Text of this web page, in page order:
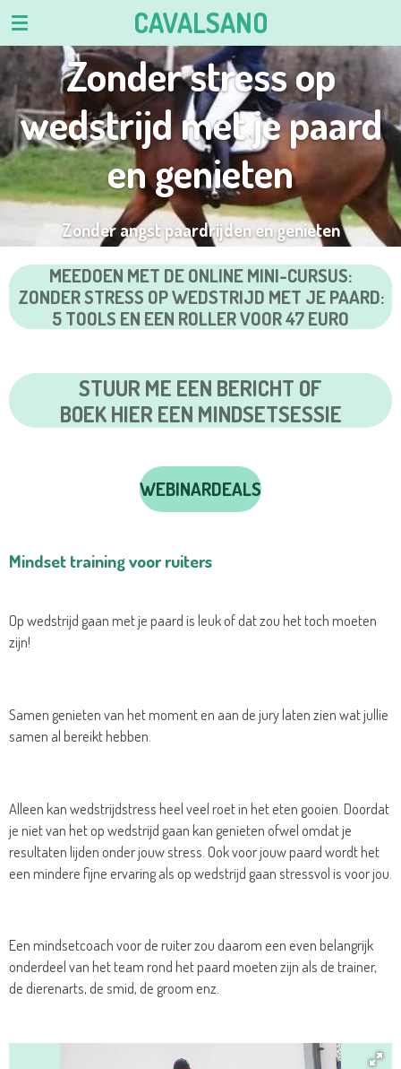
Ga
naar
de
hoofdinhoud
CAVALSANO
Zonder stress op
wedstrijd met je paard
en genieten
Zonder angst paardrijden en genieten
MEEDOEN MET DE ONLINE MINI-CURSUS:
ZONDER STRESS OP WEDSTRIJD MET JE PAARD:
5 TOOLS EN EEN ROLLER VOOR 47 EURO
STUUR ME EEN BERICHT OF
BOEK HIER EEN MINDSETSESSIE
WEBINARDEALS
Mindset training voor ruiters
Op wedstrijd gaan met je paard is leuk of dat zou het toch moeten
zijn!
Samen genieten van het moment en aan de jury laten zien wat jullie
samen al bereikt hebben.
Alleen kan wedstrijdstress heel veel roet in het eten gooien. Doordat
je niet van het op wedstrijd gaan kan genieten ofwel omdat je
resultaten lijden onder jouw stress. Ook voor jouw paard wordt het
een mindere fijne ervaring als op wedstrijd gaan stressvol is voor jou.
Een mindsetcoach voor de ruiter zou daarom een even belangrijk
onderdeel van het team rond het paard moeten zijn als de trainer,
de dierenarts, de smid, de groom enz.